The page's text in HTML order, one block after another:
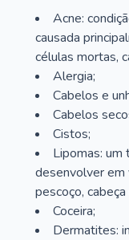
Acne:
causada
células mortas,
Alergia;
Cabelos e
Cabelos
Cistos;
Lipomas:
desenvolver em
pescoço,
Coceira;
Dermatites: